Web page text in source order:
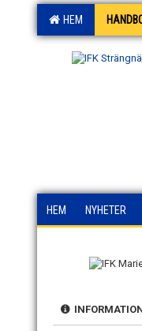
HEM
HEM NYHETER